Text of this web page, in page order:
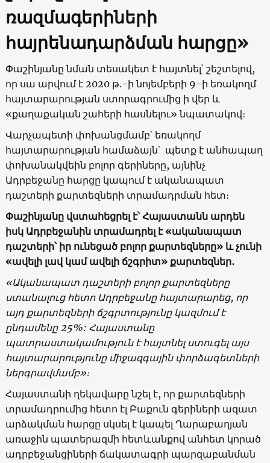
ռազմագերիների
հայրենադարձման հարցը»
Փաշինյանը նման տեսակետ է հայտնել՝ շեշտելով,
որ սա արվում է 2020 թ.-ի նոյեմբերի 9-ի եռակողմ
հայտարարության ստորագրումից ի վեր և
«քաղաքական շահերի հասնելու» նպատակով։
Վարչապետի փոխանցմամբ՝ եռակողմ
հայտարարության համաձայն՝ պետք է անհապաղ
փոխանակվեին բոլոր գերիները, այնինչ
Ադրբեջանը հարցը կապում է ականապատ
դաշտերի քարտեզների տրամադրման հետ։
Փաշինյանը վստահեցրել է՝ Հայաստանն արդեն
իսկ Ադրբեջանին տրամադրել է «ականապատ
դաշտերի՝ իր ունեցած բոլոր քարտեզները» և չունի
«ավելի լավ կամ ավելի ճշգրիտ» քարտեզներ․
«Ականապատ դաշտերի բոլոր քարտեզները
ստանալուց հետո Ադրբեջանը հայտարարեց, որ
այդ քարտեզների ճշգրտությունը կազմում է
ընդամենը 25%: Հայաստանը
պատրաստակամություն է հայտնել ստուգել այս
հայտարարությունը միջազգային փորձագետների
ներգրավմամբ»։
Հայաստանի ղեկավարը նշել է, որ քարտեզների
տրամադրումից հետո էլ Բաքուն գերիների ազատ
արձակման հարցը սկսել է կապել Ղարաբաղյան
առաջին պատերազմի հետևանքով անհետ կորած
ադրբեջանցիների ճակատագրի պարզաբանման